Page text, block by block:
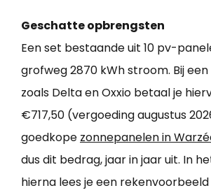
Geschatte opbrengsten
Een set bestaande uit 10 pv-
grofweg 2870 kWh stroom. Bij
zoals Delta en Oxxio betaal je
€717,50 (vergoeding augustus
goedkope zonnepanelen in
dus dit bedrag, jaar in jaar uit. In
hierna lees je een